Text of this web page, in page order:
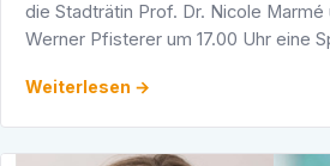
die Stadträtin Prof. Dr. Nicole
Werner Pfisterer um 17.00 Uhr eine
Weiterlesen →